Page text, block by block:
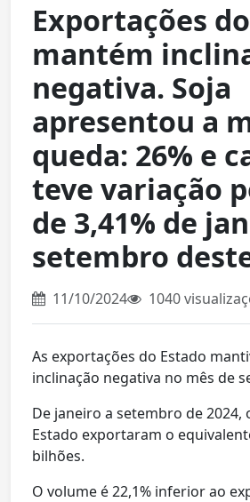
Exportações
mantém
negativa. Soja
apresentou a
queda: 26% e
teve variação
de 3,41% de
setembro
11/10/2024 1040
As exportações do Estado
inclinação negativa no mês de
De janeiro a setembro de
Estado exportaram o
bilhões.
O volume é 22,1% inferior ao